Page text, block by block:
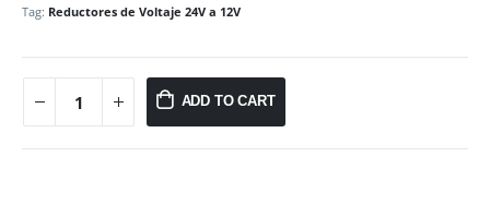
Tag: Reductores de Voltaje 24V a 12V
ADD TO CART